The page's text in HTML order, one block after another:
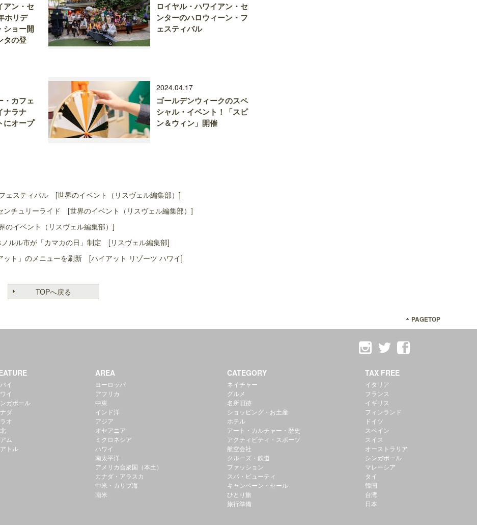
アン・セ
ホリデ
ショー開
タの登
ロイヤル・ハワイアン・セ
ンターのハロウィーン・フ
ェスティバル
・カフェ
ナラナ
にオープ
2024.04.17
ゴールデンウィークのスペ
シャル・イベント！「スピ
ン＆ウィン」開催
ェスティバル [世界のイベント（リスヴェル編集部）]
ンチュリーライド [世界のイベント（リスヴェル編集部）]
イベント（リスヴェル編集部）]
ルル市が「カマカの日」制定 [リスヴェル編集部]
ット」のメニューを刷新 [ハイアット リゾーツ ハワイ]
TOPへ戻る
PAGETOP
イ
イ
ガポール
ダ
オ
ム
トル
AREA
ヨーロッパ
アフリカ
中東
インド洋
アジア
オセアニア
ミクロネシア
ハワイ
南太平洋
アメリカ合衆国（本土）
カナダ・アラスカ
中米・カリブ海
南米
CATEGORY
ネイチャー
グルメ
名所旧跡
ショッピング・お土産
ホテル
アート・カルチャー・歴史
アクティビティ・スポーツ
航空会社
クルーズ・鉄道
ファッション
スパ・ビューティ
キャンペーン・セール
ひとり旅
旅行準備
TAX FREE
イタリア
フランス
イギリス
フィンランド
ドイツ
スペイン
スイス
オーストラリア
シンガポール
マレーシア
タイ
韓国
台湾
日本